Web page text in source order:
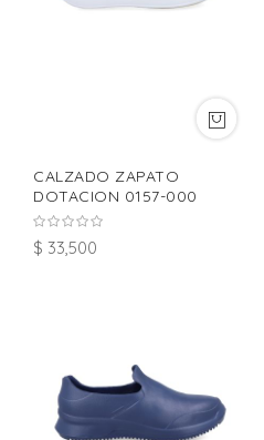
CALZADO ZAPATO
DOTACION 0157-000
$ 33,500